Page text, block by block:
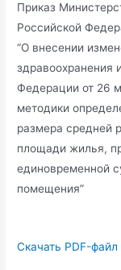
Приказ
Российской
“О внесении
здравоохранения
Федерации от 26
методики
размера средней
площади жилья,
единовременной
помещения”
Скачать PDF-файл